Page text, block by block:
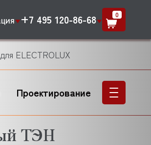
+7 495 120-86-68 0
ELECTROLUX
Проектирование
ТЭН